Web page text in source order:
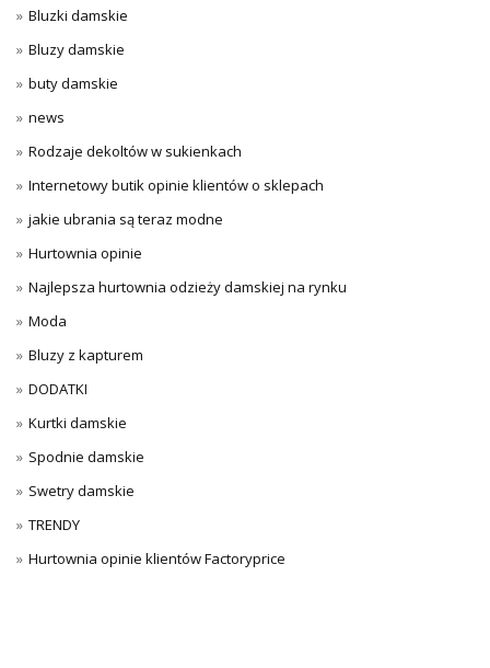
Bluzki damskie
Bluzy damskie
buty damskie
news
Rodzaje dekoltów w sukienkach
Internetowy butik opinie klientów o sklepach
jakie ubrania są teraz modne
Hurtownia opinie
Najlepsza hurtownia odzieży damskiej na rynku
Moda
Bluzy z kapturem
DODATKI
Kurtki damskie
Spodnie damskie
Swetry damskie
TRENDY
Hurtownia opinie klientów Factoryprice